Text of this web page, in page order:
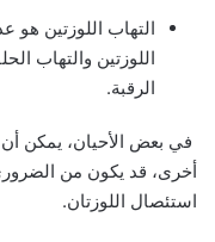
التهاب اللوزتين هو
اللوزتين والتهاب
الرقبة.
في بعض الأحيان، يمكن
أخرى، قد يكون من
استئصال اللوزتان.